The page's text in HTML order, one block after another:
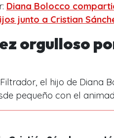
Diana Bolocco
junto a Cristian
orgulloso
el hijo de Diana
pequeño con el